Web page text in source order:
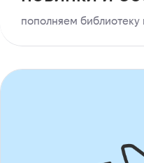
пополняем